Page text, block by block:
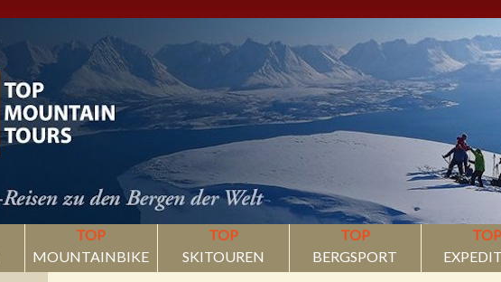
TOP
MOUNTAINBIKE
TOP
SKITOUREN
TOP
BERGSPORT
TOP